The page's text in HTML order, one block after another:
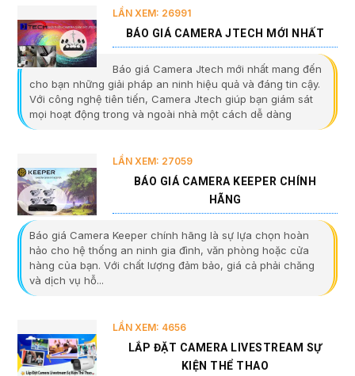
LẦN XEM: 26991
BÁO GIÁ CAMERA JTECH MỚI NHẤT
Báo giá Camera Jtech mới nhất mang đến
cho bạn những giải pháp an ninh hiệu quả và đáng tin cậy.
Với công nghệ tiên tiến, Camera Jtech giúp bạn giám sát
mọi hoạt động trong và ngoài nhà một cách dễ dàng
LẦN XEM: 27059
BÁO GIÁ CAMERA KEEPER CHÍNH
HÃNG
Báo giá Camera Keeper chính hãng là sự lựa chọn hoàn
hảo cho hệ thống an ninh gia đình, văn phòng hoặc cửa
hàng của bạn. Với chất lượng đảm bảo, giá cả phải chăng
và dịch vụ hỗ...
LẦN XEM: 4656
LẮP ĐẶT CAMERA LIVESTREAM SỰ
KIỆN THỂ THAO